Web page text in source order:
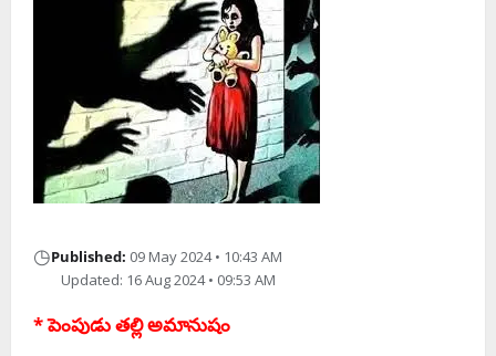
◷Published: 09 May 2024 • 10:43 AM
Updated: 16 Aug 2024 • 09:53 AM
* పెంపుడు త‌ల్లి అమానుషం